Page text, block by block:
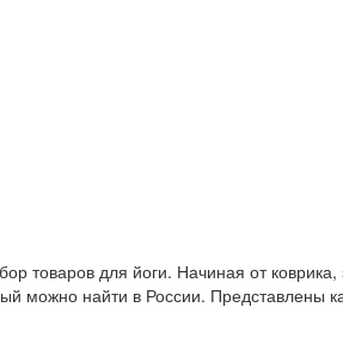
товаров для йоги. Начиная от
можно найти в России.